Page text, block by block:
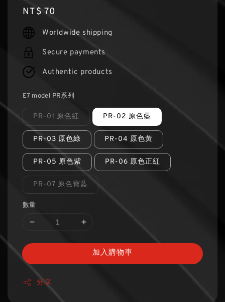
Regular
price
NT$ 70
Worldwide shipping
Secure payments
Authentic products
E7 model PR系列
PR-01 原色紅 PR-02 原色藍
PR-03 原色綠 PR-04 原色黃
PR-05 原色紫 PR-06 原色正紅
PR-07 原色寶藍
數量
加入購物車
分享